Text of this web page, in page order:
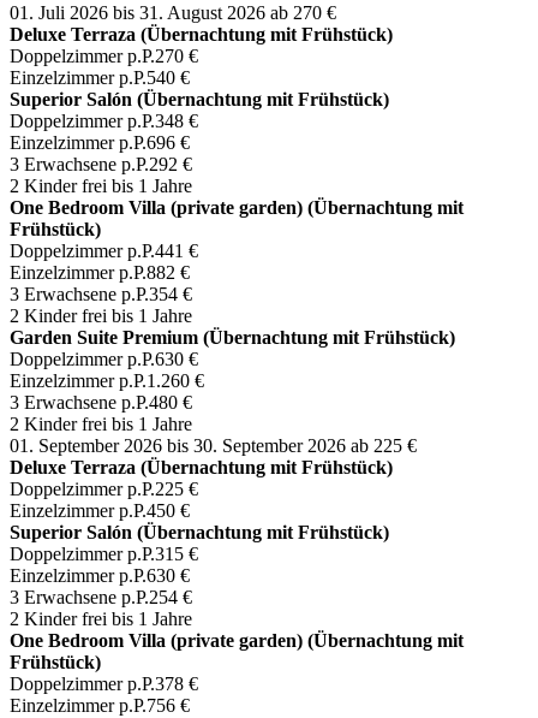
01. Juli 2026 bis 31. August 2026 ab 270 €
Deluxe Terraza (Übernachtung mit Frühstück)
Doppelzimmer p.P.270 €
Einzelzimmer p.P.540 €
Superior Salón (Übernachtung mit Frühstück)
Doppelzimmer p.P.348 €
Einzelzimmer p.P.696 €
3 Erwachsene p.P.292 €
2 Kinder frei bis 1 Jahre
One Bedroom Villa (private garden) (Übernachtung mit
Frühstück)
Doppelzimmer p.P.441 €
Einzelzimmer p.P.882 €
3 Erwachsene p.P.354 €
2 Kinder frei bis 1 Jahre
Garden Suite Premium (Übernachtung mit Frühstück)
Doppelzimmer p.P.630 €
Einzelzimmer p.P.1.260 €
3 Erwachsene p.P.480 €
2 Kinder frei bis 1 Jahre
01. September 2026 bis 30. September 2026 ab 225 €
Deluxe Terraza (Übernachtung mit Frühstück)
Doppelzimmer p.P.225 €
Einzelzimmer p.P.450 €
Superior Salón (Übernachtung mit Frühstück)
Doppelzimmer p.P.315 €
Einzelzimmer p.P.630 €
3 Erwachsene p.P.254 €
2 Kinder frei bis 1 Jahre
One Bedroom Villa (private garden) (Übernachtung mit
Frühstück)
Doppelzimmer p.P.378 €
Einzelzimmer p.P.756 €